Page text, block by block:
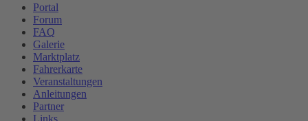
Portal
Forum
FAQ
Galerie
Marktplatz
Fahrerkarte
Veranstaltungen
Anleitungen
Partner
Links